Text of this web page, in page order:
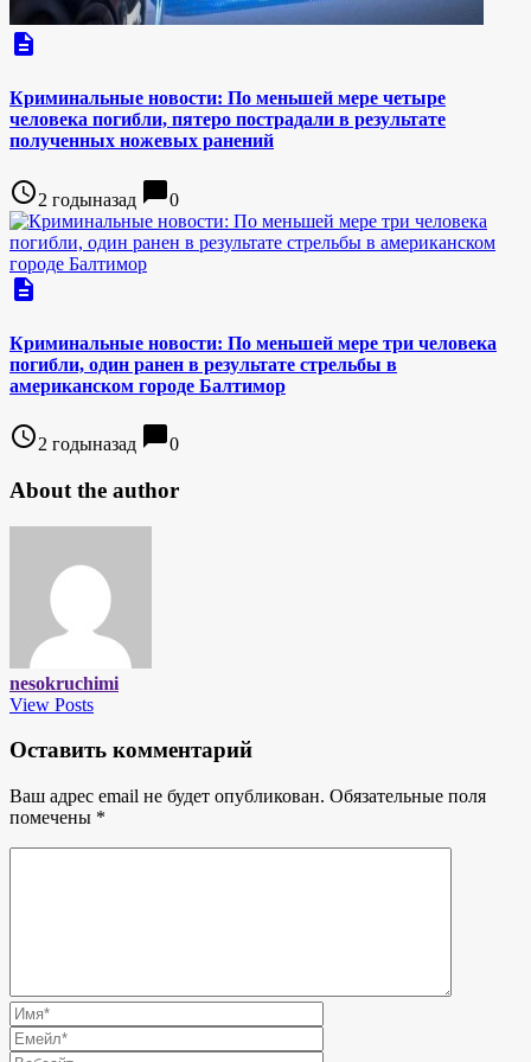
description
Криминальные новости: По меньшей мере четыре
человека погибли, пятеро пострадали в результате
полученных ножевых ранений
access_time2 годыназад chat_bubble0
description
Криминальные новости: По меньшей мере три человека
погибли, один ранен в результате стрельбы в
американском городе Балтимор
access_time2 годыназад chat_bubble0
About the author
nesokruchimi
View Posts
Оставить комментарий
Ваш адрес email не будет опубликован. Обязательные поля
помечены *